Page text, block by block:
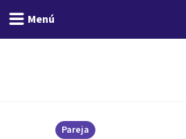
Menú
Pareja